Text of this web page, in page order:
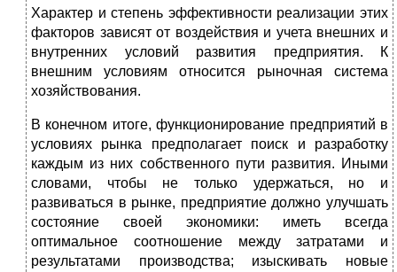
Характер и степень эффективности реализации этих
факторов зависят от воздействия и учета внешних и
внутренних условий развития предприятия. К
внешним условиям относится рыночная система
хозяйствования.
В конечном итоге, функционирование предприятий в
условиях рынка предполагает поиск и разработку
каждым из них собственного пути развития. Иными
словами, чтобы не только удержаться, но и
развиваться в рынке, предприятие должно улучшать
состояние своей экономики: иметь всегда
оптимальное соотношение между затратами и
результатами производства; изыскивать новые